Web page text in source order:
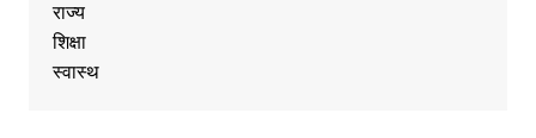
राज्य
शिक्षा
स्वास्थ